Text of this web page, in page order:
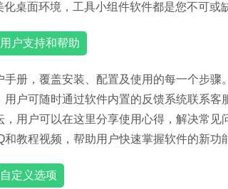
桌面环境，工具小组件软件都是您不可或
户支持和帮助
手册，覆盖安装、配置及使用的每一个步骤。
用户可随时通过软件内置的反馈系统联系客
，用户可以在这里分享使用心得，解决常见
和教程视频，帮助用户快速掌握软件的新功
定义选项